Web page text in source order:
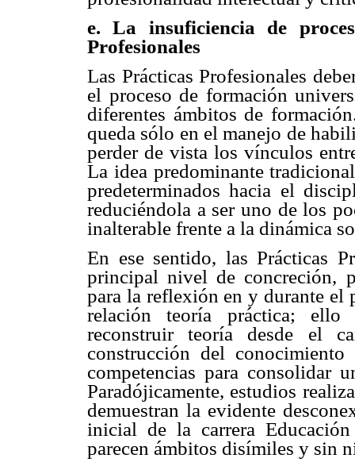
e. La insuficiencia de
Profesionales
Las Prácticas Profesionales
el proceso de formación
diferentes ámbitos de
queda sólo en el manejo de
perder de vista los vínculos
La idea predominante
predeterminados hacia el
reduciéndola a ser uno de los
inalterable frente a la dinámica
En ese sentido, las Prácticas
principal nivel de concreción,
para la reflexión en y durante el
relación teoría práctica;
reconstruir teoría desde el
construcción del
competencias para consolidar
Paradójicamente, estudios
demuestran la evidente
inicial de la carrera
parecen ámbitos disímiles y sin